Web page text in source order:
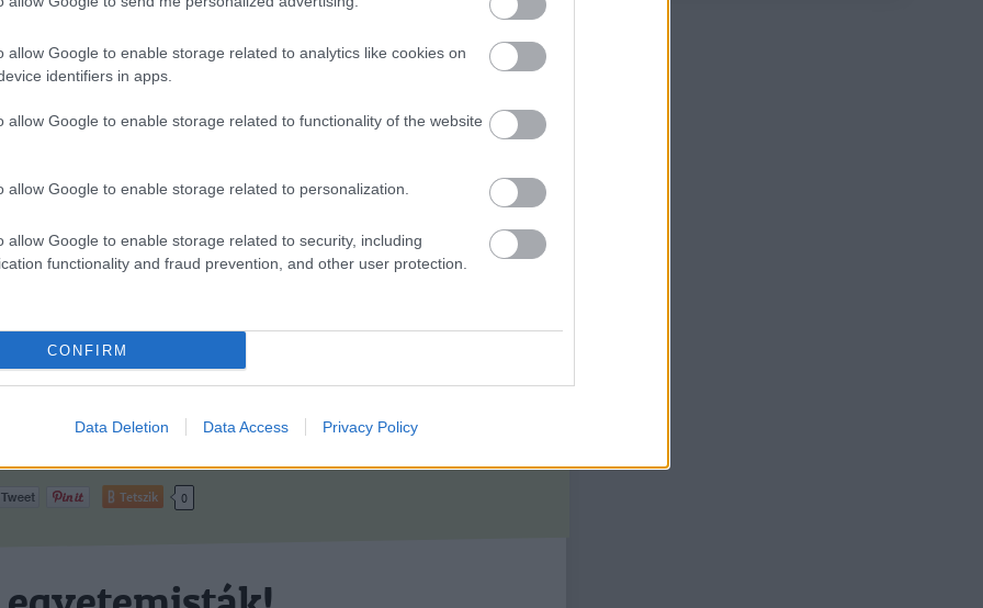
allow Google to enable storage related to analytics like cookies on
identifiers in apps.
allow Google to enable storage related to functionality of the website
allow Google to enable storage related to personalization.
allow Google to enable storage related to security, including
functionality and fraud prevention, and other user protection.
CONFIRM
Data Deletion Data Access Privacy Policy
? I.
elmaradottá tételében szerencsére húsz éve egy nemzeti
egy elmaradott ország gazdaságához egy elmaradott ország
matolcsy
is!
Tetszik 0